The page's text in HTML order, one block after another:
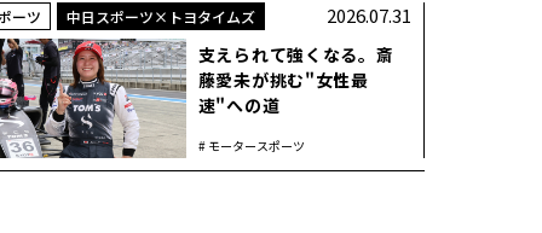
ーツ 中日スポーツ×トヨタイムズ
支えられて強くなる。斎
藤愛未が挑む"女性最
速"への道
モータースポーツ
2026.07.31